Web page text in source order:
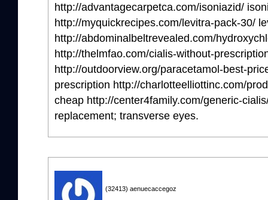
http://advantagecarpetca.com/isoniazid/
http://myquickrecipes.com/levitra-pack-30/
http://abdominalbeltrevealed.com/
http://thelmfao.com/cialis-without-
http://outdoorview.org/paracetamol-best-
prescription http://charlotteelliottinc.com/
cheap http://center4family.com/generic-
replacement; transverse eyes.
(32413) aenuecaccegoz